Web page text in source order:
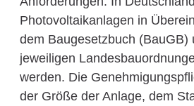
Photovoltaikanlagen in
dem Baugesetzbuch (BauGB)
jeweiligen
werden. Die
der Größe der Anlage, dem